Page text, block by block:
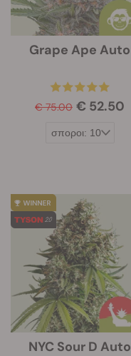
Grape Ape Auto
€ 75.00 € 52.50
NYC Sour D Auto